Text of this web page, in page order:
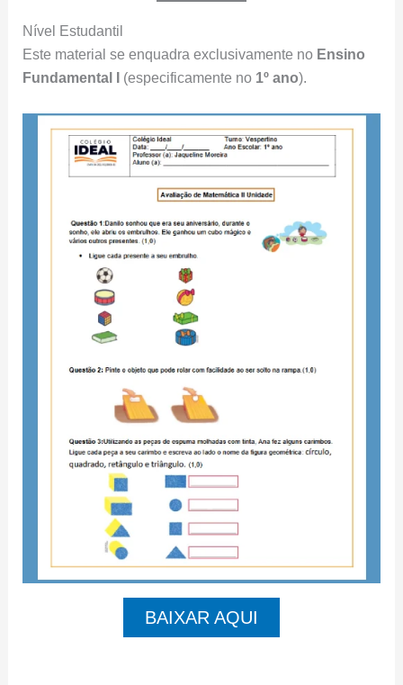
Nível Estudantil
Este material se enquadra exclusivamente no Ensino
Fundamental I
(especificamente no 1º ano).
BAIXAR AQUI